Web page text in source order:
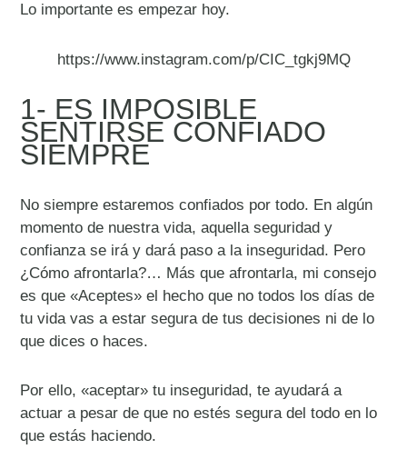
Lo importante es empezar hoy.
https://www.instagram.com/p/CIC_tgkj9MQ
1- ES IMPOSIBLE
SENTIRSE CONFIADO
SIEMPRE
No siempre estaremos confiados por todo. En algún
momento de nuestra vida, aquella seguridad y
confianza se irá y dará paso a la inseguridad. Pero
¿Cómo afrontarla?… Más que afrontarla, mi consejo
es que «Aceptes» el hecho que no todos los días de
tu vida vas a estar segura de tus decisiones ni de lo
que dices o haces.
Por ello, «aceptar» tu inseguridad, te ayudará a
actuar a pesar de que no estés segura del todo en lo
que estás haciendo.